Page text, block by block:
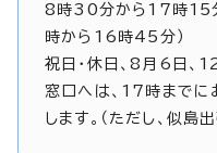
8時30分から17時15分
時から16時45分）
祝日・休日、8月6日
窓口へは、17時までに
します。（ただし、似